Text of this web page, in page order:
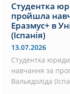
Студентка
пройшла
Еразмус+ в
(Іспанія)
13.07.2026
Студентка
навчання за
Вальядоліда